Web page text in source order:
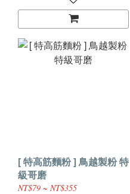
[ 特高筋麵粉 ] 鳥越製粉 特
級哥磨
NT$79 ~ NT$355